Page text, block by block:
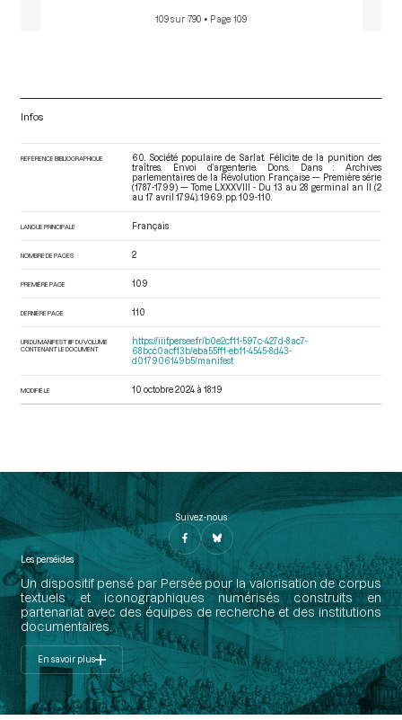
109 sur 790 • Page 109
Infos
RÉFÉRENCE BIBLIOGRAPHIQUE
60. Société populaire de Sarlat. Félicite de la punition des
traîtres. Envoi d’argenterie. Dons. Dans : Archives
parlementaires de la Révolution Française — Première série
(1787-1799) — Tome LXXXVIII - Du 13 au 28 germinal an II (2
au 17 avril 1794) . 1969. pp. 109-110.
LANGUE PRINCIPALE Français
NOMBRE DE PAGES 2
PREMIÈRE PAGE 109
DERNIÈRE PAGE 110
URI DU MANIFEST IIIF DU VOLUME
CONTENANT LE DOCUMENT
https://iiif.persee.fr/b0e2cf11-597c-427d-8ac7-
68bcc0acf13b/eba55ff1-eb11-4545-8d43-
d017906149b5/manifest
MODIFIÉ LE 10 octobre 2024 à 18:19
Suivez-nous
Les perséides
Un dispositif pensé par Persée pour la valorisation de corpus
textuels et iconographiques numérisés construits en
partenariat avec des équipes de recherche et des institutions
documentaires.
En savoir plus